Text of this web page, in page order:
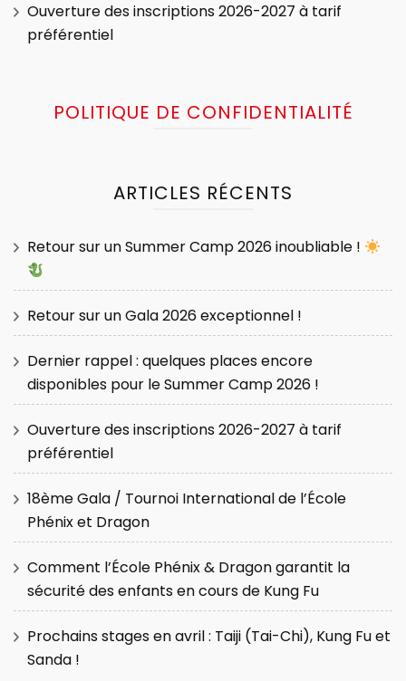
Ouverture des inscriptions 2026-2027 à tarif
préférentiel
POLITIQUE DE CONFIDENTIALITÉ
ARTICLES RÉCENTS
Retour sur un Summer Camp 2026 inoubliable !
Retour sur un Gala 2026 exceptionnel !
Dernier rappel : quelques places encore
disponibles pour le Summer Camp 2026 !
Ouverture des inscriptions 2026-2027 à tarif
préférentiel
18ème Gala / Tournoi International de l’École
Phénix et Dragon
Comment l’École Phénix & Dragon garantit la
sécurité des enfants en cours de Kung Fu
Prochains stages en avril : Taiji (Tai-Chi), Kung Fu et
Sanda !